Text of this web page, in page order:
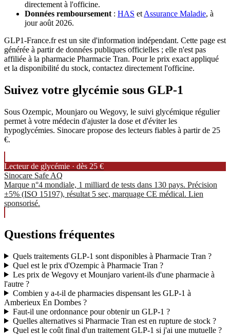
directement à l'officine.
Données remboursement : HAS et Assurance Maladie, à
jour août 2026.
GLP1-France.fr est un site d'information indépendant. Cette page est
générée à partir de données publiques officielles ; elle n'est pas
affiliée à la pharmacie Pharmacie Tran. Pour le prix exact appliqué
et la disponibilité du stock, contactez directement l'officine.
Suivez votre glycémie sous GLP-1
Sous Ozempic, Mounjaro ou Wegovy, le suivi glycémique régulier
permet à votre médecin d'ajuster la dose et d'éviter les
hypoglycémies. Sinocare propose des lecteurs fiables à partir de 25
€.
Lecteur de glycémie · dès 25 €
Sinocare Safe AQ
Marque n°4 mondiale, 1 milliard de tests dans 130 pays. Précision
±5% (ISO 15197), résultat 5 sec, marquage CE médical. Lien
sponsorisé.
Questions fréquentes
Quels traitements GLP-1 sont disponibles à Pharmacie Tran ?
Quel est le prix d'Ozempic à Pharmacie Tran ?
Les prix de Wegovy et Mounjaro varient-ils d'une pharmacie à
l'autre ?
Combien y a-t-il de pharmacies dispensant les GLP-1 à
Amberieux En Dombes ?
Faut-il une ordonnance pour obtenir un GLP-1 ?
Quelles alternatives si Pharmacie Tran est en rupture de stock ?
Quel est le coût final d'un traitement GLP-1 si j'ai une mutuelle ?